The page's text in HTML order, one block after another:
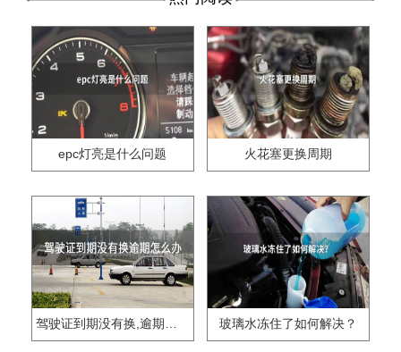
epc灯亮是什么问题 火花塞更换周期
驾驶证到期没有换,逾期怎么办?? 玻璃水冻住了如何解决？